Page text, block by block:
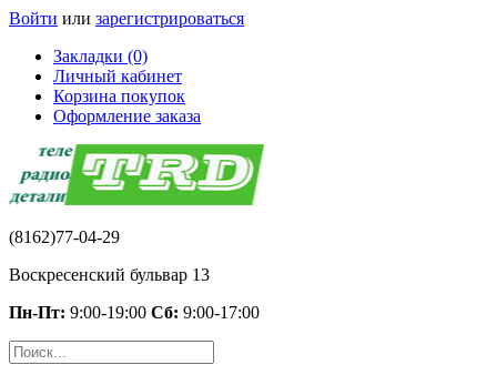
Войти или зарегистрироваться
Закладки (0)
Личный кабинет
Корзина покупок
Оформление заказа
(8162)77-04-29
Воскресенский бульвар 13
Пн-Пт: 9:00-19:00 Сб: 9:00-17:00